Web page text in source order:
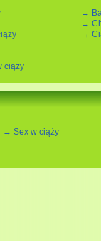
ciąży
→
→
→
→ Sex w ciąży